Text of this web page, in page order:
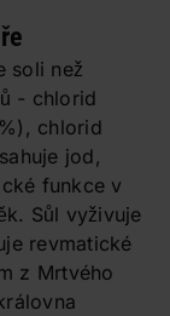
soli než
- chlorid
chlorid
jod,
funkce v
Sůl vyživuje
revmatické
z Mrtvého